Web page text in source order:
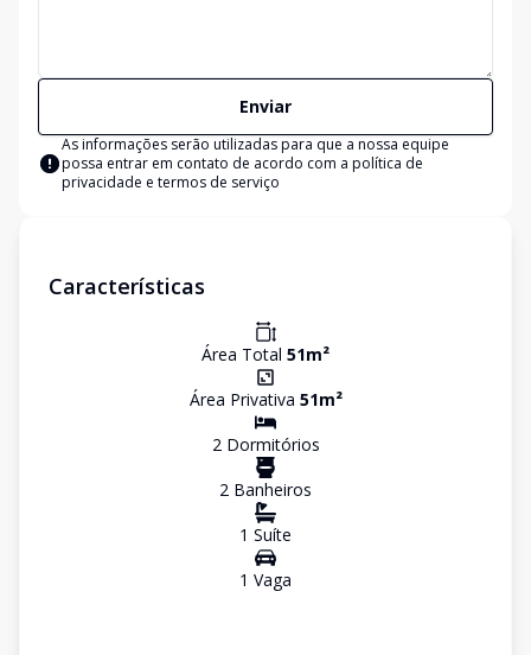
Enviar
As informações serão utilizadas para que a nossa equipe
possa entrar em contato de acordo com a política de
privacidade e termos de serviço
Características
Área Total 51m²
Área Privativa 51m²
2Dormitórios
2 Banheiros
1 Suíte
1 Vaga